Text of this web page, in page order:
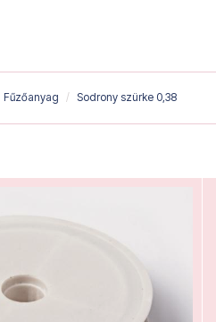
Fűzőanyag Sodrony szürke 0,38